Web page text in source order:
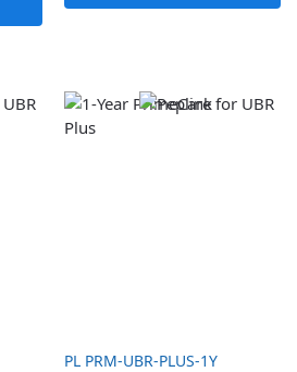
PL PRM-UBR-PLUS-1Y